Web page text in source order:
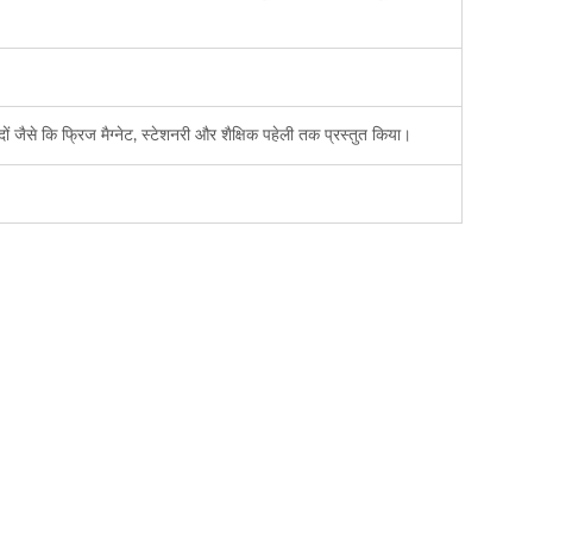
जैसे कि फ्रिज मैग्नेट, स्टेशनरी और शैक्षिक पहेली तक प्रस्तुत किया।